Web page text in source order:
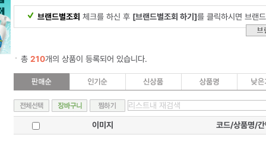
브랜드별조회 체크를 하신 후 [브랜드별조회 하기]를 클릭하시면 브랜
총 210개의 상품이 등록되어 있습니다.
이미지 코드/상품명/간